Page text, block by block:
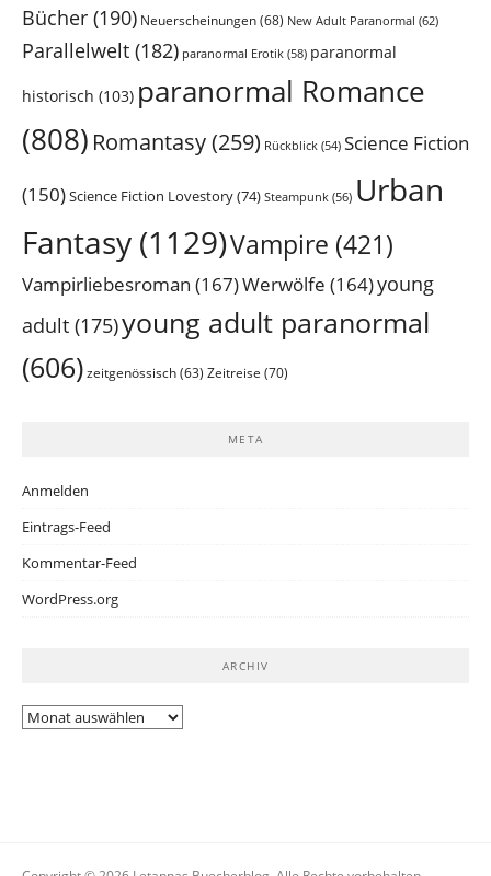
Bücher (190) Neuerscheinungen(68) New Adult Paranormal (62)
Parallelwelt (182) paranormal Erotik (58) paranormal
historisch (103) paranormal Romance
(808) Romantasy(259) Rückblick (54) Science Fiction
(150)Science Fiction Lovestory(74) Steampunk (56) Urban
Fantasy (1129)Vampire (421)
Vampirliebesroman (167)Werwölfe (164)young
adult (175)young adult paranormal
(606) zeitgenössisch (63) Zeitreise (70)
META
Anmelden
Eintrags-Feed
Kommentar-Feed
WordPress.org
ARCHIV
Archiv